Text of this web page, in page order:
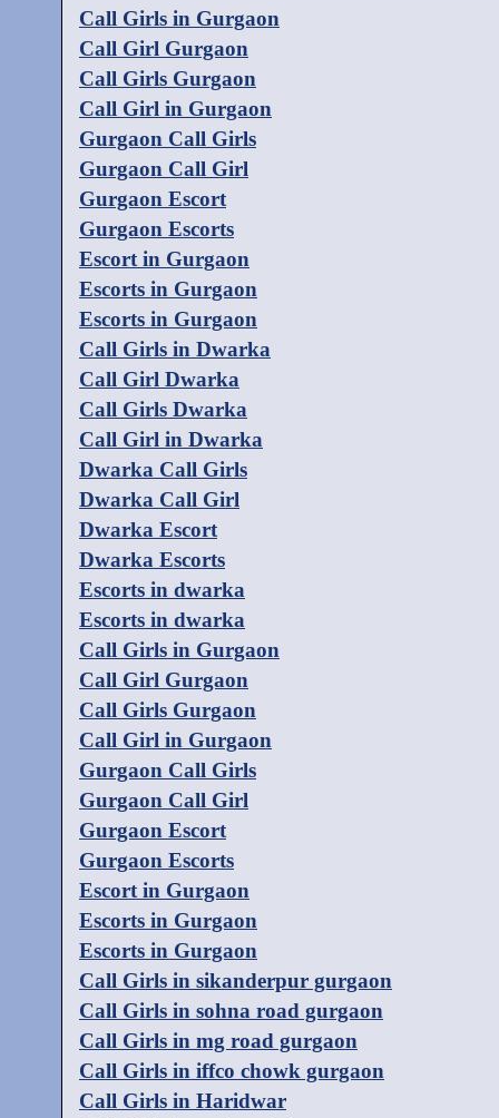
Call Girls in Gurgaon
Call Girl Gurgaon
Call Girls Gurgaon
Call Girl in Gurgaon
Gurgaon Call Girls
Gurgaon Call Girl
Gurgaon Escort
Gurgaon Escorts
Escort in Gurgaon
Escorts in Gurgaon
Escorts in Gurgaon
Call Girls in Dwarka
Call Girl Dwarka
Call Girls Dwarka
Call Girl in Dwarka
Dwarka Call Girls
Dwarka Call Girl
Dwarka Escort
Dwarka Escorts
Escorts in dwarka
Escorts in dwarka
Call Girls in Gurgaon
Call Girl Gurgaon
Call Girls Gurgaon
Call Girl in Gurgaon
Gurgaon Call Girls
Gurgaon Call Girl
Gurgaon Escort
Gurgaon Escorts
Escort in Gurgaon
Escorts in Gurgaon
Escorts in Gurgaon
Call Girls in sikanderpur gurgaon
Call Girls in sohna road gurgaon
Call Girls in mg road gurgaon
Call Girls in iffco chowk gurgaon
Call Girls in Haridwar